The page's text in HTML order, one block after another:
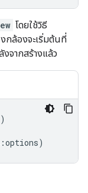
โดยใช้วิธี
กล้องจะเริ่มต้นที่
จากสร้างแล้ว
:options)